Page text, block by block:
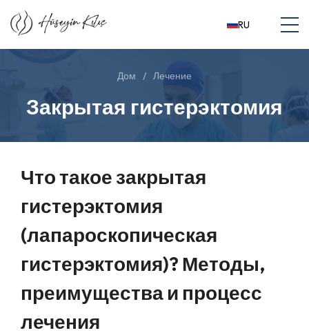
RU
Дом Лечение
Закрытая гистерэктомия
Что такое закрытая
гистерэктомия
(лапароскопическая
гистерэктомия)? Методы,
преимущества и процесс
лечения